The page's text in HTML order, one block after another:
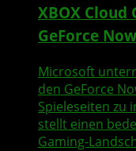
XBOX Cloud
GeForce
Microsoft
den GeForce
Spieleseiten zu
stellt einen
Gaming-